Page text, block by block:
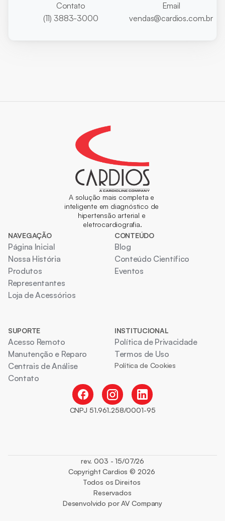
Contato
(11) 3883-3000
Email
vendas@cardios.com.br
A solução mais completa e
inteligente em diagnóstico de
hipertensão arterial e
eletrocardiografia.
NAVEGAÇÃO
Página Inicial
Nossa História
Produtos
Representantes
Loja de Acessórios
CONTEÚDO
Blog
Conteúdo Científico
Eventos
SUPORTE
Acesso Remoto
Manutenção e Reparo
Centrais de Análise
Contato
INSTITUCIONAL
Política de Privacidade
Termos de Uso
Política de Cookies
CNPJ 51.961.258/0001-95
rev. 003 - 15/07/26
Copyright Cardios © 2026
Todos os Direitos
Reservados
Desenvolvido por AV Company